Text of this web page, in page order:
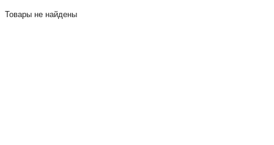
Товары не найдены